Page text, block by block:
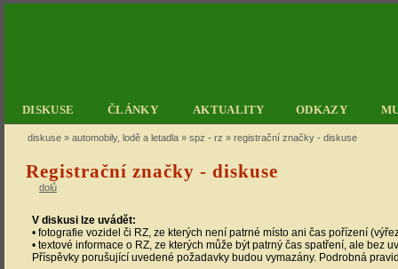
DISKUSE ČLÁNKY AKTUALITY ODKAZY
diskuse » automobily, lodě a letadla » spz - rz » registrační značky - diskuse
Registrační značky - diskuse
dolů
V diskusi lze uvádět:
• fotografie vozidel či RZ, ze kterých není patrné místo ani čas pořízení
• textové informace o RZ, ze kterých může být patrný čas spatření, ale bez
Příspěvky porušující uvedené požadavky budou vymazány. Podrobná